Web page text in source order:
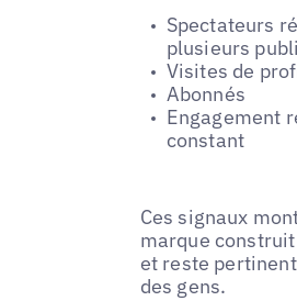
Spectateurs
plusieurs
Visites de
Abonnés
Engagement
constant
Ces signaux
marque
et reste
des gens.